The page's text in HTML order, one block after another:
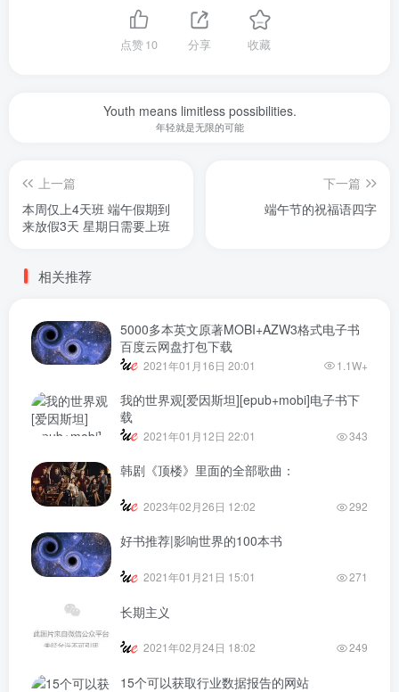
点赞10 分享 收藏
Youth means limitless possibilities.
年轻就是无限的可能
上一篇
本周仅上4天班 端午假期到
来放假3天 星期日需要上班
下一篇
端午节的祝福语四字
相关推荐
5000多本英文原著MOBI+AZW3格式电子书
百度云网盘打包下载
2021年01月16日 20:01 1.1W+
我的世界观[爱因斯坦][epub+mobi]电子书下
载
2021年01月12日 22:01 343
韩剧《顶楼》里面的全部歌曲：
2023年02月26日 12:02 292
好书推荐|影响世界的100本书
2021年01月21日 15:01 271
长期主义
2021年02月24日 18:02 249
15个可以获取行业数据报告的网站